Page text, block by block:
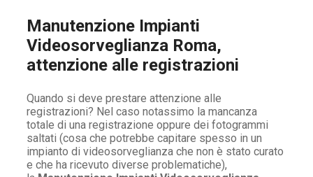
Manutenzione Impianti
Videosorveglianza Roma,
attenzione alle registrazioni
Quando si deve prestare attenzione alle
registrazioni? Nel caso notassimo la mancanza
totale di una registrazione oppure dei fotogrammi
saltati (cosa che potrebbe capitare spesso in un
impianto di videosorveglianza che non è stato curato
e che ha ricevuto diverse problematiche),